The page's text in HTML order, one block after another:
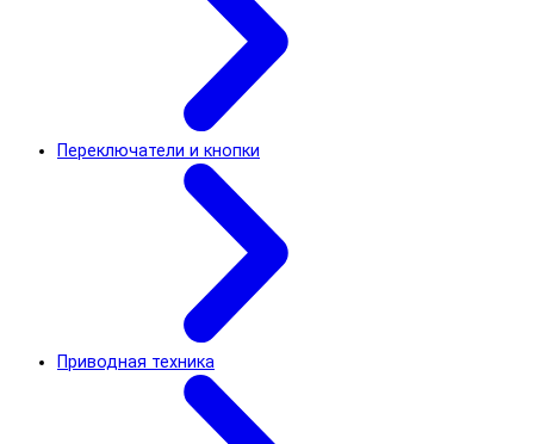
Переключатели и кнопки
Приводная техника